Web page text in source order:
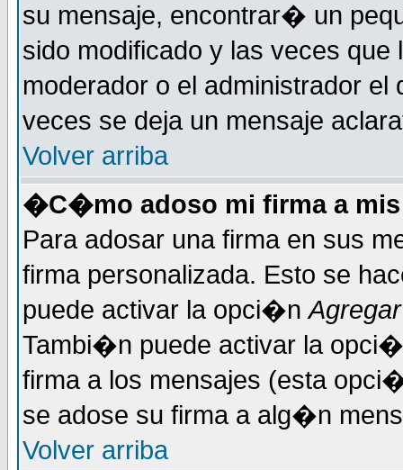
su mensaje, encontrar� un
sido modificado y las veces
moderador o el administrador
veces se deja un mensaje
Volver arriba
�C�mo adoso mi firma a mis
Para adosar una firma en sus
firma personalizada. Esto se
puede activar la opci�n
Tambi�n puede activar la
firma a los mensajes (esta
se adose su firma a alg�n
Volver arriba